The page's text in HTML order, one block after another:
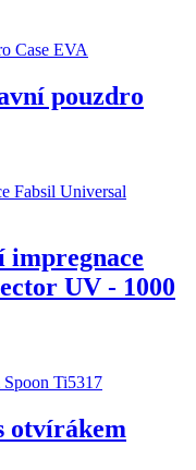
pouzdro
impregnace
UV - 1000
otvírákem